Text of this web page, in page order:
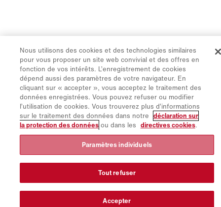
Nous utilisons des cookies et des technologies similaires
pour vous proposer un site web convivial et des offres en
fonction de vos intérêts. L’enregistrement de cookies
dépend aussi des paramètres de votre navigateur. En
cliquant sur « accepter », vous acceptez le traitement des
données enregistrées. Vous pouvez refuser ou modifier
l’utilisation de cookies. Vous trouverez plus d’informations
sur le traitement des données dans notre déclaration sur
la protection des donnéesou dans les directives cookies.
Paramètres individuels
Tout refuser
Accepter